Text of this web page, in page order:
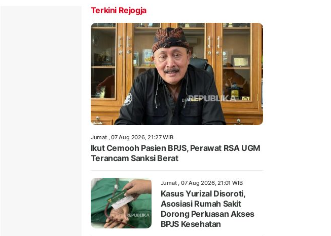
Terkini Rejogja
Jumat , 07 Aug 2026, 21:27 WIB
Ikut Cemooh Pasien BPJS, Perawat RSA UGM
Terancam Sanksi Berat
Jumat , 07 Aug 2026, 21:01 WIB
Kasus Yurizal Disoroti,
Asosiasi Rumah Sakit
Dorong Perluasan Akses
BPJS Kesehatan